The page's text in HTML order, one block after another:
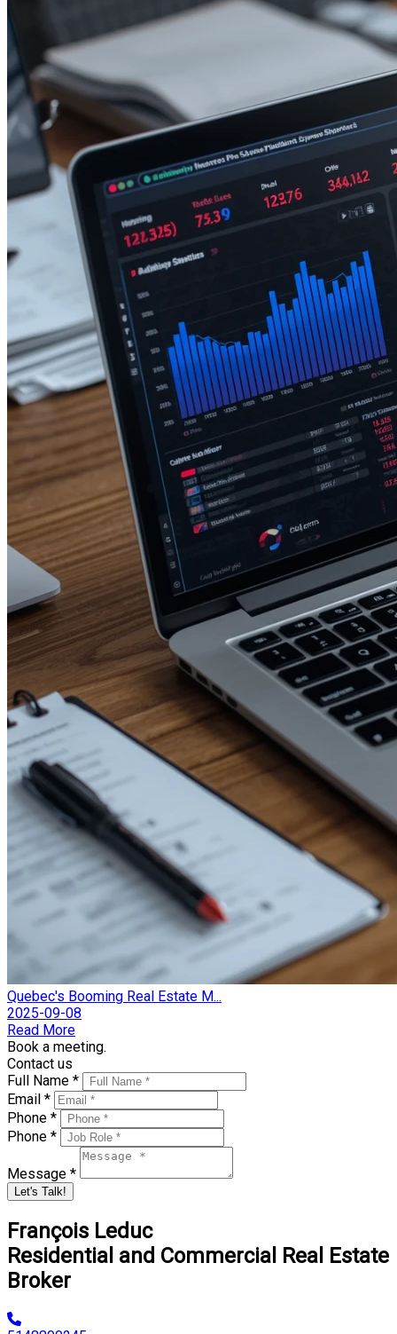
Quebec's Booming Real Estate M...
2025-09-08
Read More
Book a meeting.
Contact us
Full Name *
Email *
Phone *
Phone *
Message *
Let's Talk!
François Leduc
Residential and Commercial Real Estate
Broker